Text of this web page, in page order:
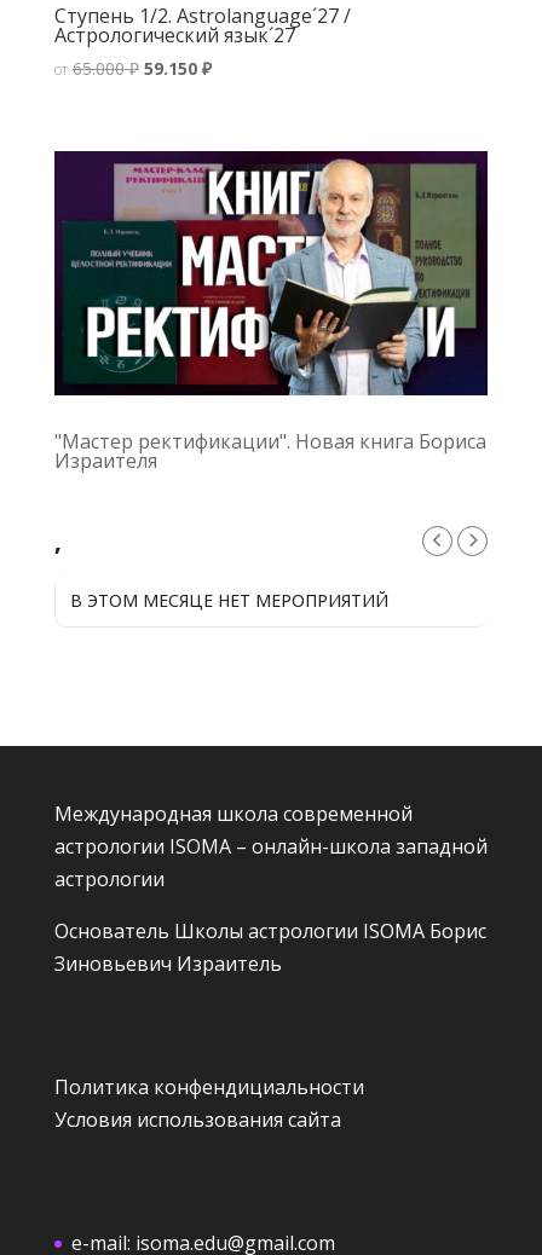
Ступень 1/2. Astrolanguage´27 /
Астрологический язык´27
ОТ:65.000₽ Первоначальная
65.000 ₽.
59.150 ₽Текущая
"Мастер ректификации". Новая книга Бориса
Израителя
,
В ЭТОМ МЕСЯЦЕ НЕТ МЕРОПРИЯТИЙ
Международная школа современной
астрологии ISOMA – онлайн-школа западной
астрологии
Основатель Школы астрологии ISOMA Борис
Зиновьевич Израитель
Политика конфендициальности
Условия использования сайта
e-mail: isoma.edu@gmail.com